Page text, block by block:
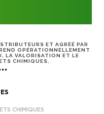
ET AGRÉÉ PAR
OPÉRATIONNELLEMENT
LA VALORISATION ET LE
CHIMIQUES.
CHIMIQUES